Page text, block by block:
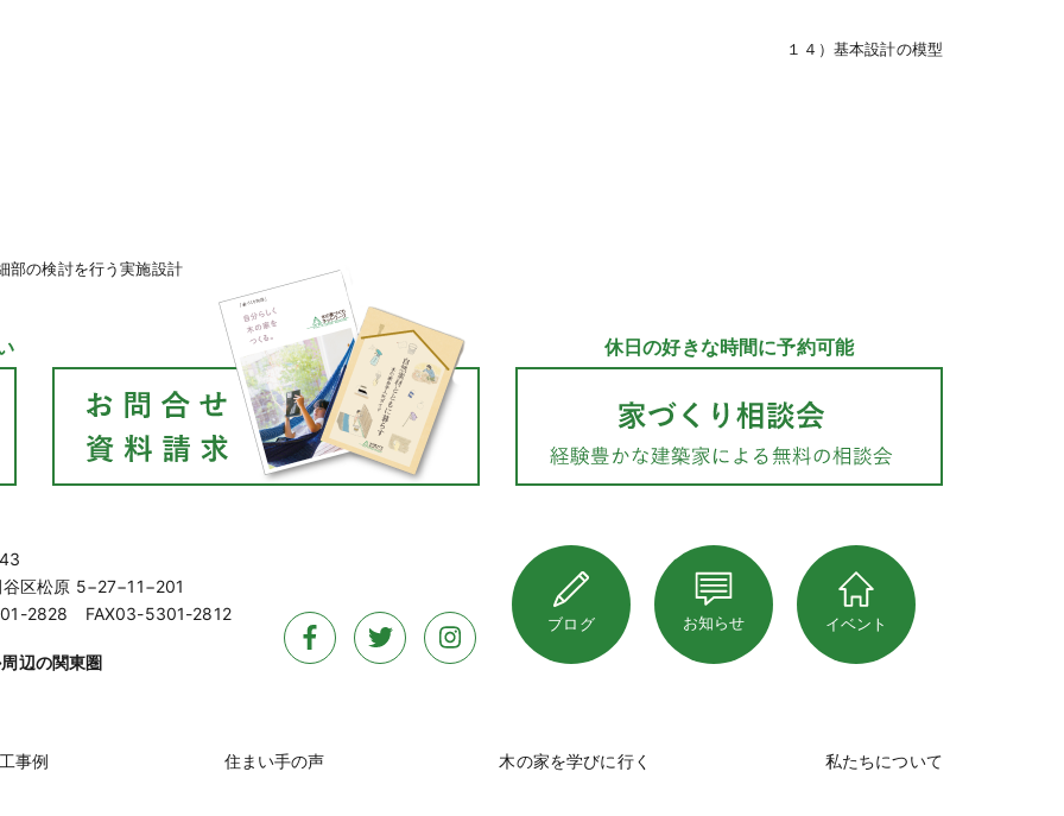
１４）基本設計の模型
部の検討を行う実施設計
休日の好きな時間に予約可能
区松原 5−27−11−201
2828 FAX03-5301-2812
辺の関東圏
ブログ お知らせ イベント
事例 住まい手の声 木の家を学びに行く 私たちについて